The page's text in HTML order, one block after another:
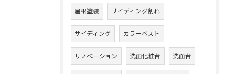
屋根塗装 サイディング割れ
サイディング カラーベスト
リノベーション 洗面化粧台 洗面台